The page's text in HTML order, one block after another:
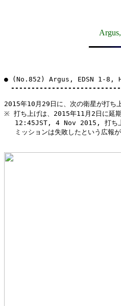
● (No.852) Argus, EDSN 1-8,
2015年10月29日に、次の衛星が打
※ 打ち上げは、2015年11月2日に延
12:45JST, 4 Nov 2015, 打ち上
ミッションは失敗したという広報が